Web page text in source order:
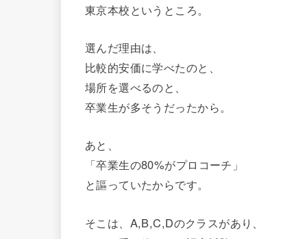
東京本校というところ。
選んだ理由は、
比較的安価に学べたのと、
場所を選べるのと、
卒業生が多そうだったから。
あと、
「卒業生の80%がプロコーチ」
と謳っていたからです。
そこは、A,B,C,Dのクラスがあり、